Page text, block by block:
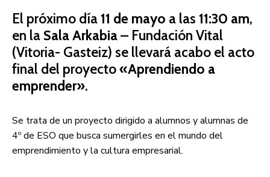
El próximo día11 de mayo a las 11:30 am,
en la Sala Arkabia– Fundación Vital
(Vitoria- Gasteiz) se llevará acabo el acto
final del proyecto«Aprendiendo a
emprender».
Se trata de un proyecto dirigido a alumnos y alumnas de
4º de ESO que busca sumergirles en el mundo del
emprendimiento y la cultura empresarial.